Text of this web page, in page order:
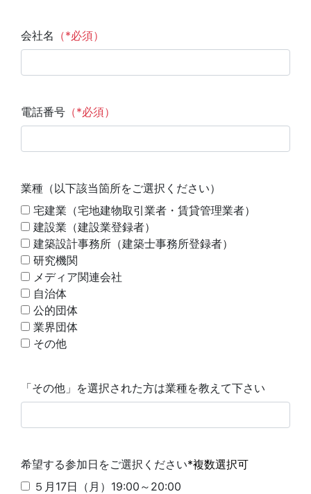
会社名 （*必須）
電話番号 （*必須）
業種（以下該当箇所をご選択ください）
宅建業（宅地建物取引業者・賃貸管理業者）
建設業（建設業登録者）
建築設計事務所（建築士事務所登録者）
研究機関
メディア関連会社
自治体
公的団体
業界団体
その他
「その他」を選択された方は業種を教えて下さい
希望する参加日をご選択ください*複数選択可
５月17日（月）19:00～20:00